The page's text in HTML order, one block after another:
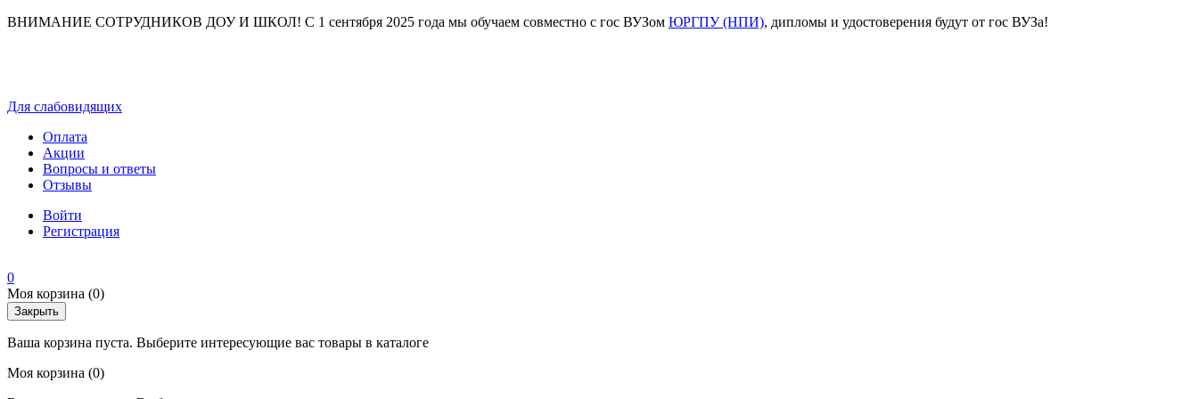
ВНИМАНИЕ СОТРУДНИКОВ ДОУ И ШКОЛ! С 1 сентября 2025 года мы обучаем совместно с гос ВУЗом ЮРГПУ (НПИ), дипломы и удостоверения будут от гос ВУЗа!
Для слабовидящих
Оплата
Акции
Вопросы и ответы
Отзывы
Войти
Регистрация
0
Моя корзина (0)
Закрыть
Ваша корзина пуста. Выберите интересующие вас товары в каталоге
Моя корзина (0)